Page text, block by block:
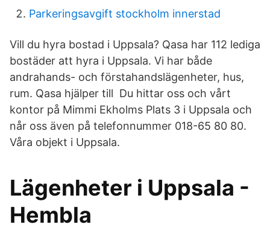
Parkeringsavgift stockholm innerstad
Vill du hyra bostad i Uppsala? Qasa har 112 lediga
bostäder att hyra i Uppsala. Vi har både
andrahands- och förstahandslägenheter, hus,
rum. Qasa hjälper till Du hittar oss och vårt
kontor på Mimmi Ekholms Plats 3 i Uppsala och
når oss även på telefonnummer 018-65 80 80.
Våra objekt i Uppsala.
Lägenheter i Uppsala -
Hembla